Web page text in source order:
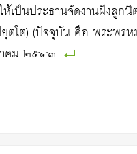
ป็นประธานจัดงานฝังลูกนิ
ตโต) (ปัจจุบัน คือ พระพร
าคม ๒๕๔๓